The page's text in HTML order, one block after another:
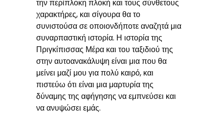
την περίπλοκη πλοκή και τους σύνθετους
χαρακτήρες, και σίγουρα θα το
συνιστούσα σε οποιονδήποτε αναζητά μια
συναρπαστική ιστορία. Η ιστορία της
Πριγκίπισσας Μέρα και του ταξιδιού της
στην αυτοανακάλυψη είναι μια που θα
μείνει μαζί μου για πολύ καιρό, και
πιστεύω ότι είναι μια μαρτυρία της
δύναμης της αφήγησης να εμπνεύσει και
να ανυψώσει εμάς.